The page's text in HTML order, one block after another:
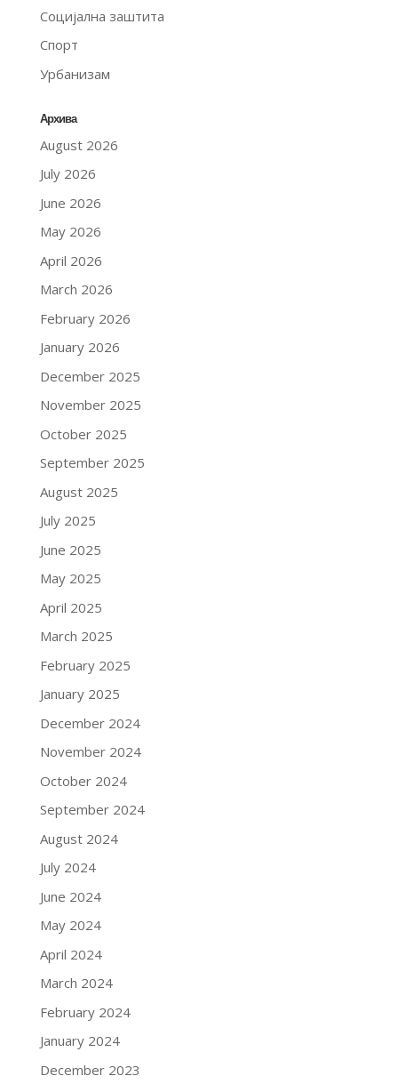
Социјална заштита
Спорт
Урбанизам
Архива
August 2026
July 2026
June 2026
May 2026
April 2026
March 2026
February 2026
January 2026
December 2025
November 2025
October 2025
September 2025
August 2025
July 2025
June 2025
May 2025
April 2025
March 2025
February 2025
January 2025
December 2024
November 2024
October 2024
September 2024
August 2024
July 2024
June 2024
May 2024
April 2024
March 2024
February 2024
January 2024
December 2023